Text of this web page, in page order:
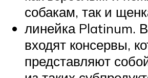
собакам, так и
линейка Platinum.
входят консервы,
представляют